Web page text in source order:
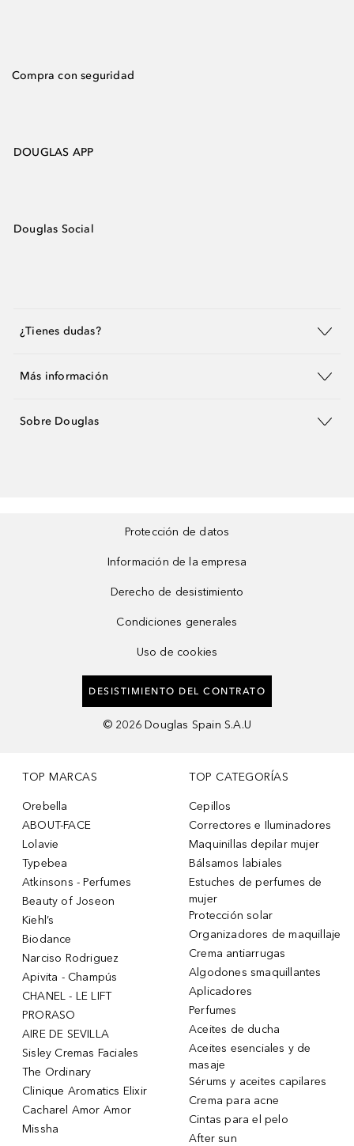
Compra con seguridad
DOUGLAS APP
Douglas Social
¿Tienes dudas?
Más información
Sobre Douglas
Protección de datos
Información de la empresa
Derecho de desistimiento
Condiciones generales
Uso de cookies
DESISTIMIENTO DEL CONTRATO
© 2026 Douglas Spain S.A.U
TOP MARCAS
Orebella
ABOUT-FACE
Lolavie
Typebea
Atkinsons - Perfumes
Beauty of Joseon
Kiehl’s
Biodance
Narciso Rodriguez
Apivita - Champús
CHANEL - LE LIFT
PRORASO
AIRE DE SEVILLA
Sisley Cremas Faciales
The Ordinary
Clinique Aromatics Elixir
Cacharel Amor Amor
Missha
TOP CATEGORÍAS
Cepillos
Correctores e Iluminadores
Maquinillas depilar mujer
Bálsamos labiales
Estuches de perfumes de
mujer
Protección solar
Organizadores de maquillaje
Crema antiarrugas
Algodones smaquillantes
Aplicadores
Perfumes
Aceites de ducha
Aceites esenciales y de
masaje
Sérums y aceites capilares
Crema para acne
Cintas para el pelo
After sun